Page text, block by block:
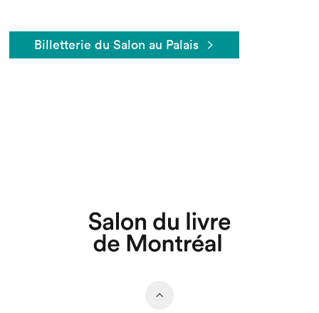
Billetterie du Salon au Palais